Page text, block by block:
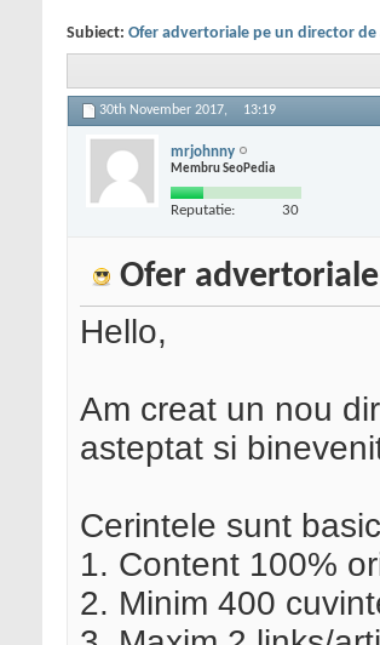
Subiect: Ofer advertoriale pe un director
30th November 2017, 13:19
mrjohnny
Membru SeoPedia
Reputatie: 30
Ofer
Hello,
Am creat un nou
asteptat si
Cerintele sunt
1. Content 100%
2. Minim 400